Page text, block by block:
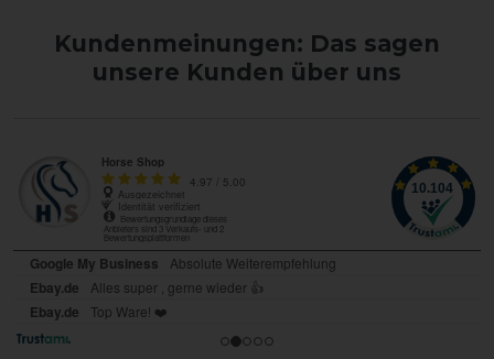
Kundenmeinungen: Das sagen
unsere Kunden über uns